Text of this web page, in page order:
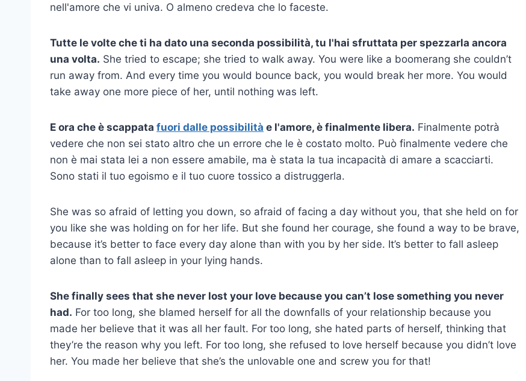
nell'amore che vi univa. O almeno credeva che lo faceste.
Tutte le volte che ti ha dato una seconda possibilità, tu l'hai sfruttata per spezzarla ancora
una volta. She tried to escape; she tried to walk away. You were like a boomerang she couldn’t
run away from. And every time you would bounce back, you would break her more. You would
take away one more piece of her, until nothing was left.
E ora che è scappata fuori dalle possibilità e l'amore, è finalmente libera. Finalmente potrà
vedere che non sei stato altro che un errore che le è costato molto. Può finalmente vedere che
non è mai stata lei a non essere amabile, ma è stata la tua incapacità di amare a scacciarti.
Sono stati il tuo egoismo e il tuo cuore tossico a distruggerla.
She was so afraid of letting you down, so afraid of facing a day without you, that she held on for
you like she was holding on for her life. But she found her courage, she found a way to be brave,
because it’s better to face every day alone than with you by her side. It’s better to fall asleep
alone than to fall asleep in your lying hands.
She finally sees that she never lost your love because you can’t lose something you never
had. For too long, she blamed herself for all the downfalls of your relationship because you
made her believe that it was all her fault. For too long, she hated parts of herself, thinking that
they’re the reason why you left. For too long, she refused to love herself because you didn’t love
her. You made her believe that she’s the unlovable one and screw you for that!